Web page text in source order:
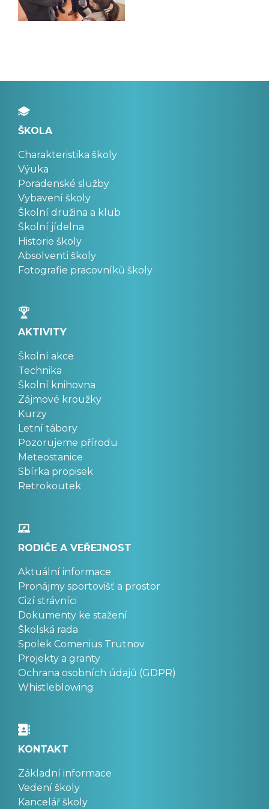
ŠKOLA
Charakteristika školy
Výuka
Poradenské služby
Vybavení školy
Školní družina a klub
Školní jídelna
Historie školy
Absolventi školy
Fotografie pracovníků školy
AKTIVITY
Školní akce
Technika
Školní knihovna
Zájmové kroužky
Kurzy
Letní tábory
Pozorujeme přírodu
Meteostanice
Sbírka propisek
Retrokoutek
RODIČE A VEŘEJNOST
Aktuální informace
Pronájmy sportovišť a prostor
Cizí strávníci
Dokumenty ke stažení
Školská rada
Spolek Comenius Trutnov
Projekty a granty
Ochrana osobních údajů (GDPR)
Whistleblowing
KONTAKT
Základní informace
Vedení školy
Kancelář školy